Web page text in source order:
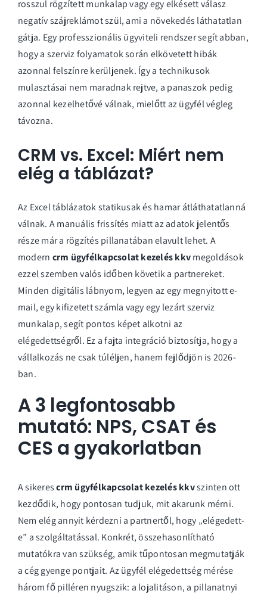
rosszul rögzített munkalap vagy egy elkésett válasz
negatív szájreklámot szül, ami a növekedés láthatatlan
gátja. Egy professzionális ügyviteli rendszersegít abban,
hogy a szerviz folyamatok során elkövetett hibák
azonnal felszínre kerüljenek. Így a technikusok
mulasztásai nem maradnak rejtve, a panaszok pedig
azonnal kezelhetővé válnak, mielőtt az ügyfél végleg
távozna.
CRM vs. Excel: Miért nem
elég a táblázat?
Az Excel táblázatok statikusak és hamar átláthatatlanná
válnak. A manuális frissítés miatt az adatok jelentős
része már a rögzítés pillanatában elavult lehet. A
modern crm ügyfélkapcsolat kezelés kkvmegoldások
ezzel szemben valós időben követik a partnereket.
Minden digitális lábnyom, legyen az egy megnyitott e-
mail, egy kifizetett számla vagy egy lezárt szerviz
munkalap, segít pontos képet alkotni az
elégedettségről. Ez a fajta integráció biztosítja, hogy a
vállalkozás ne csak túléljen, hanem fejlődjön is 2026-
ban.
A 3 legfontosabb
mutató: NPS, CSAT és
CES a gyakorlatban
A sikerescrm ügyfélkapcsolat kezelés kkvszinten ott
kezdődik, hogy pontosan tudjuk, mit akarunk mérni.
Nem elég annyit kérdezni a partnertől, hogy „elégedett-
e” a szolgáltatással. Konkrét, összehasonlítható
mutatókra van szükség, amik tűpontosan megmutatják
a cég gyenge pontjait. Azügyfél elégedettség mérése
három fő pilléren nyugszik: a lojalitáson, a pillanatnyi